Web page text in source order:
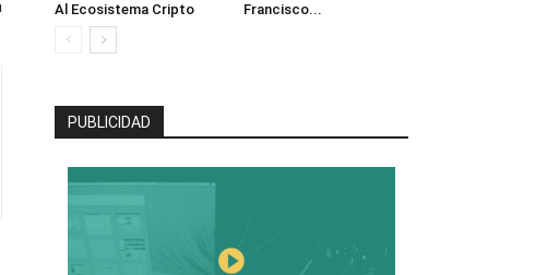
Al Ecosistema Cripto
Francisco...
PUBLICIDAD